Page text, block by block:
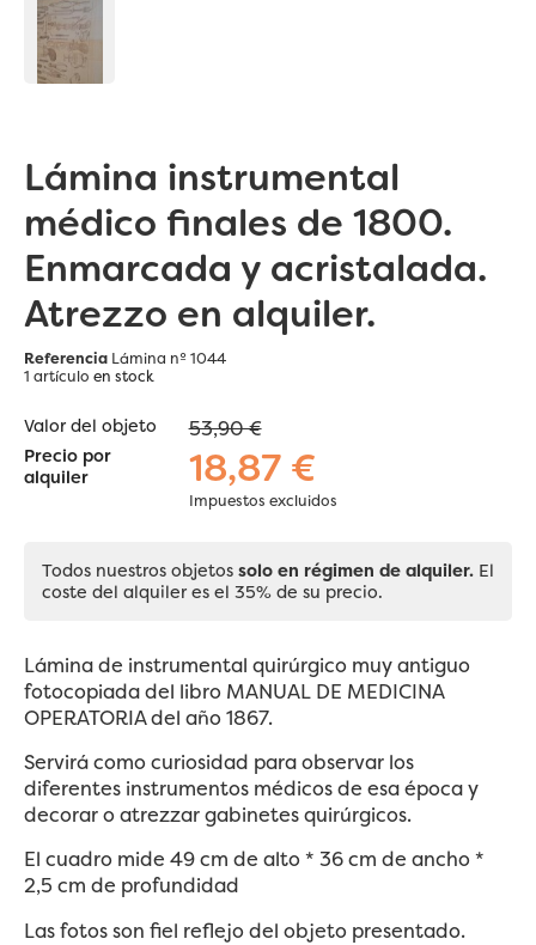
Lámina instrumental
médico finales de 1800.
Enmarcada y acristalada.
Atrezzo en alquiler.
Referencia Lámina nº 1044
1 artículo en stock
Valor del objeto 53,90 €
Precio por
alquiler
18,87 €
Impuestos excluidos
Todos nuestros objetos solo en régimen de alquiler. El
coste del alquiler es el 35% de su precio.
Lámina de instrumental quirúrgico muy antiguo
fotocopiada del libro MANUAL DE MEDICINA
OPERATORIA del año 1867.
Servirá como curiosidad para observar los
diferentes instrumentos médicos de esa época y
decorar o atrezzar gabinetes quirúrgicos.
El cuadro mide 49 cm de alto * 36 cm de ancho *
2,5 cm de profundidad
Las fotos son fiel reflejo del objeto presentado.